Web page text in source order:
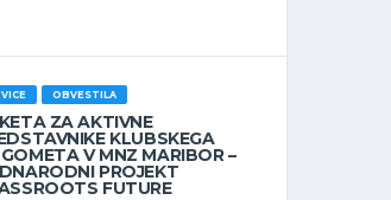
OBVESTILA
ZA AKTIVNE
KLUBSKEGA
V MNZ MARIBOR –
PROJEKT
FUTURE